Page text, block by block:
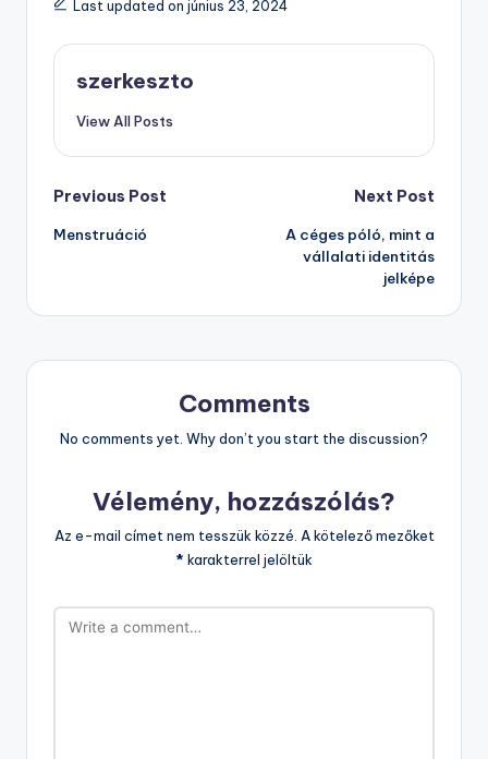
Last updated on június 23, 2024
szerkeszto
View All Posts
Post
navigation
Previous Post
Menstruáció
Next Post
A céges póló, mint a
vállalati identitás
jelképe
Comments
No comments yet. Why don’t you start the discussion?
Vélemény, hozzászólás?
Az e-mail címet nem tesszük közzé. A kötelező mezőket
* karakterrel jelöltük